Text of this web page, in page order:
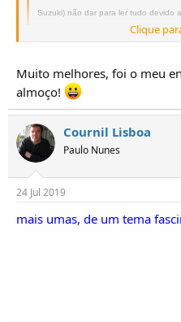
Suzuki) não dar para ler tudo devido
Clique
estão melhores? Não faço "caixinhas"!
Nunes
Clique
Muito melhores, foi o meu
almoço!
Cournil Lisboa
Paulo Nunes
24 Jul 2019
mais umas, de um tema